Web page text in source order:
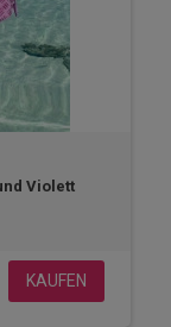
Violett
KAUFEN